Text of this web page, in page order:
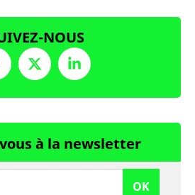
NOUS
à la newsletter
OK